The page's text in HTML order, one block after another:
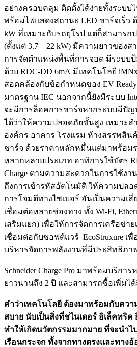
อย่างครอบคลุม ติดตั้งได้ง่ายทั้งระบบไ
พร้อมไฟแสดงสถานะ LED ชาร์จเร็ว
kW ที่เหมาะกับรถยุโรป แต่ก็สามารถ
(ตั้งแต่ 3.7 – 22 kW) มีความยาวของส
การจัดตำแหน่งพื้นที่การจอด มีระบบ
ด้วย RDC-DD 6mA มีเทคโนโลยี iMNx
สอดคล้องกับข้อกำหนดของ EV
มาตรฐาน IEC นอกจากนี้ยังมีระบบ
จะมีการล็อคการชาร์จหากระบบมีปัญ
ได้ว่าให้ความปลอดภัยขั้นสูง เหมาะส
องค์กร อาคาร โรงแรม ห้างสรรพสิน
ชาร์จ ด้วยราคาหลักหมื่นแต่มาพร้อม
หลากหลายประเภท อาทิการใช้บัตร
Charge ตามความสะดวกในการใช้งา
ถึงการเข้ารหัสอัตโนมัติ ให้ความปลอ
การโจมตีทางไซเบอร์ อันเป็นความเสี่
เชื่อมต่อหลายช่องทาง ทั้ง Wi-Fi,
เสริมแยก) เพื่อให้การจัดการเครือข่า
เชื่อมต่อกับซอฟต์แวร์ EcoStruxure เ
บริหารจัดการพลังงานที่มีประสิทธิภา
Schneider Charge Pro มาพร้อมบริกา
ยาวนานถึง 2 ปี และสามารถซื้อเพิ่มได้
คำว่าเทคโนโลยี ต้องมาพร้อมกับคว
สบาย นับเป็นสิ่งที่ชไนเดอร์ อิเล็คทริค
ทำให้เกิดนวัตกรรมมากมาย ที่จะนำ
เรือนกระจก ทั้งจากทางตรงและทาง